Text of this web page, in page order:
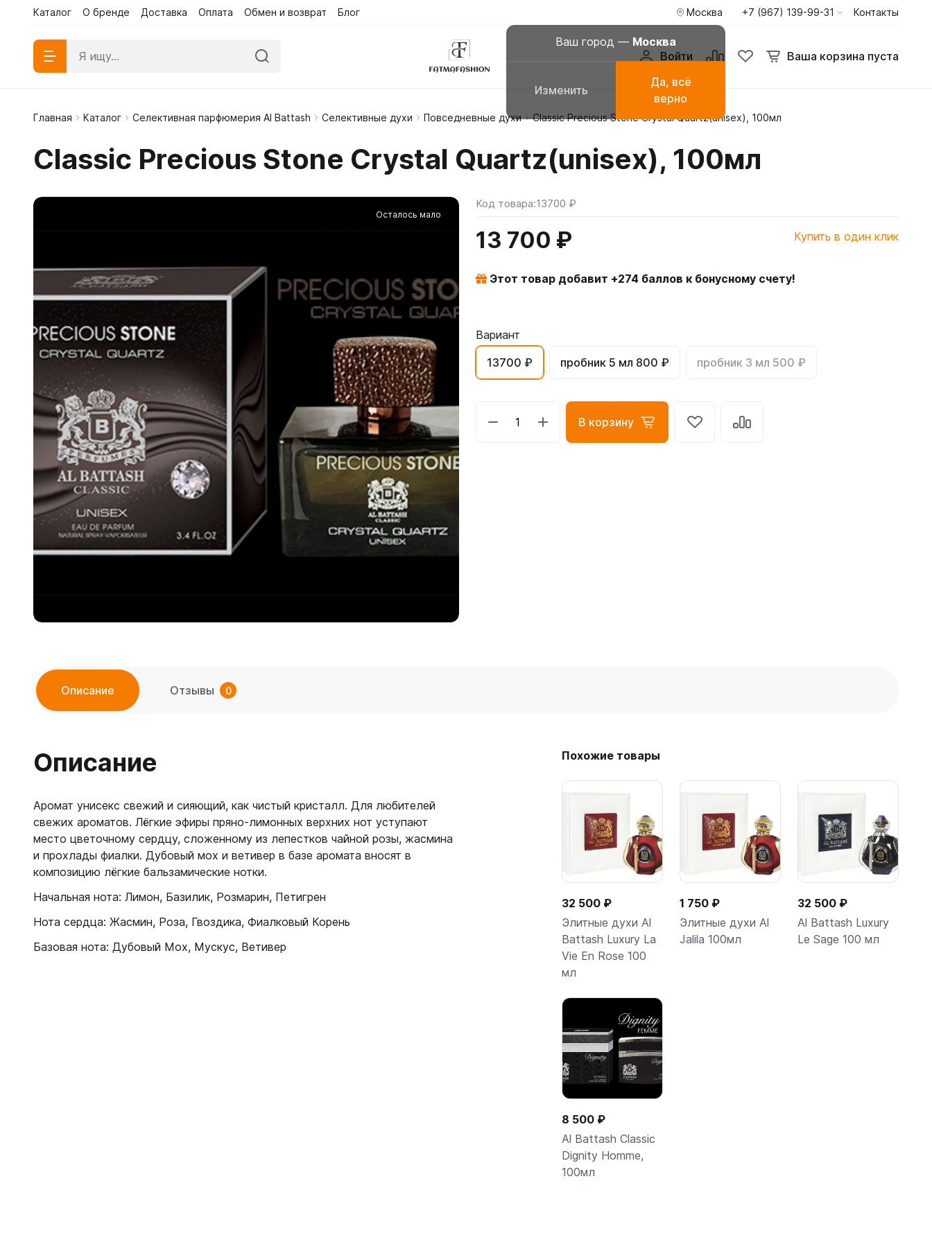
Каталог О бренде Доставка Оплата Обмен и возврат Блог Москва
Ваш город — Москва
Изменить
Да, всё
верно
+7 (967) 139-99-31 Контакты
Войти Ваша корзина пуста
Абаи эксклюзивные платья
Абаи мусульманские платья
Платья для молитвы, намаза
Галабеи домашние платья
Буркини мусульманские
Туники пиджаки кардиганы
Главная Каталог Селективная парфюмерия Al Battash Селективные духи Повседневные духи Classic Precious Stone Crystal Quartz(unisex), 100мл
Classic Precious Stone Crystal Quartz(unisex), 100мл
Осталось мало
Код товара:13700 ₽
13 700 ₽ Купить в один клик
Этот товар добавит +274 баллов к бонусному счету!
Вариант
13700 ₽
пробник 5 мл 800 ₽ пробник 3 мл 500 ₽
В корзину
Описание Отзывы 0
Описание
Аромат унисекс свежий и сияющий, как чистый кристалл. Для любителей
свежих ароматов. Лёгкие эфиры пряно-лимонных верхних нот уступают
место цветочному сердцу, сложенному из лепестков чайной розы, жасмина
и прохлады фиалки. Дубовый мох и ветивер в базе аромата вносят в
композицию лёгкие бальзамические нотки.
Начальная нота: Лимон, Базилик, Розмарин, Петигрен
Нота сердца: Жасмин, Роза, Гвоздика, Фиалковый Корень
Базовая нота: Дубовый Мох, Мускус, Ветивер
Похожие товары
Подробнее
32 500 ₽
Элитные духи Al
Battash Luxury La
Vie En Rose 100
мл
1 750 ₽
Элитные духи Al
Jalila 100мл
32 500 ₽
Al Battash Luxury
Le Sage 100 мл
Подробнее
8 500 ₽
Al Battash Classic
Dignity Homme,
100мл